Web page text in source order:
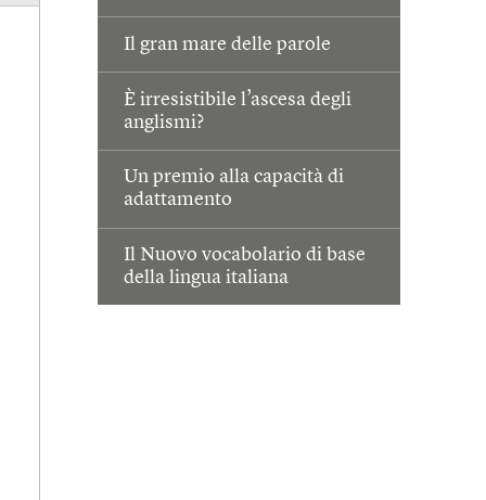
Il gran mare delle parole
È irresistibile l’ascesa degli
anglismi?
Un premio alla capacità di
adattamento
Il Nuovo vocabolario di base
della lingua italiana